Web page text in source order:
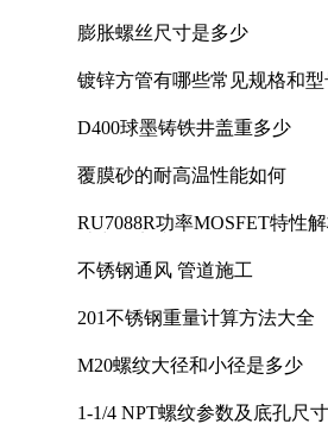
膨胀螺丝尺寸是多少
镀锌方管有哪些常见规格和型
D400球墨铸铁井盖重多少
覆膜砂的耐高温性能如何
RU7088R功率MOSFET特性
不锈钢通风 管道施工
201不锈钢重量计算方法大全
M20螺纹大径和小径是多少
1-1/4 NPT螺纹参数及底孔尺